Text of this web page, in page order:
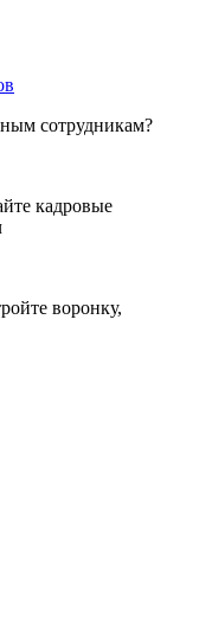
сотрудникам?
кадровые
воронку,